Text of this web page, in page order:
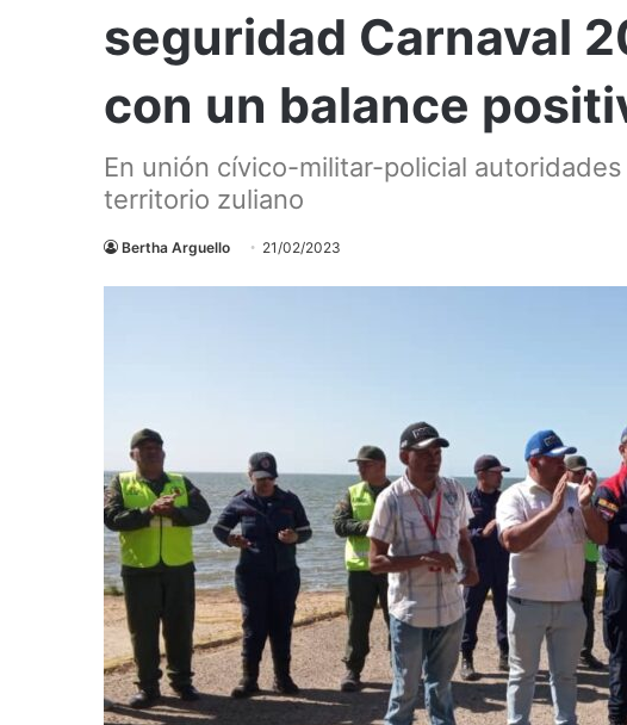
seguridad Carnaval
con un balance
​En unión cívico-militar-policial
territorio zuliano​
Bertha Arguello 21/02/2023